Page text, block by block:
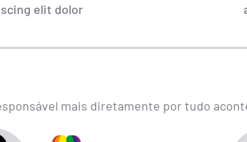
elit dolor
mais diretamente por tudo